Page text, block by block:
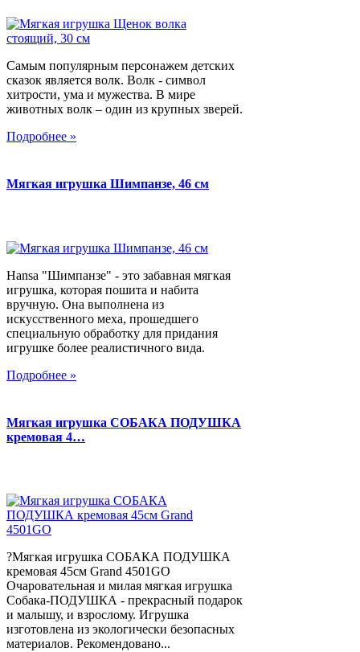
Самым популярным персонажем детских
сказок является волк. Волк - символ
хитрости, ума и мужества. В мире
животных волк – один из крупных зверей.
Подробнее »
Мягкая игрушка Шимпанзе, 46 см
Hansa "Шимпанзе" - это забавная мягкая
игрушка, которая пошита и набита
вручную. Она выполнена из
искусственного меха, прошедшего
специальную обработку для придания
игрушке более реалистичного вида.
Подробнее »
Мягкая игрушка СОБАКА ПОДУШКА
кремовая 4…
?Мягкая игрушка СОБАКА ПОДУШКА
кремовая 45см Grand 4501GO
Очаровательная и милая мягкая игрушка
Собака-ПОДУШКА - прекрасный подарок
и малышу, и взрослому. Игрушка
изготовлена из экологически безопасных
материалов. Рекомендовано...